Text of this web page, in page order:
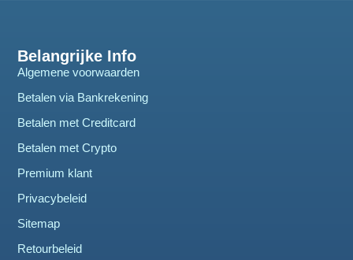
Belangrijke Info
Algemene voorwaarden
Betalen via Bankrekening
Betalen met Creditcard
Betalen met Crypto
Premium klant
Privacybeleid
Sitemap
Retourbeleid